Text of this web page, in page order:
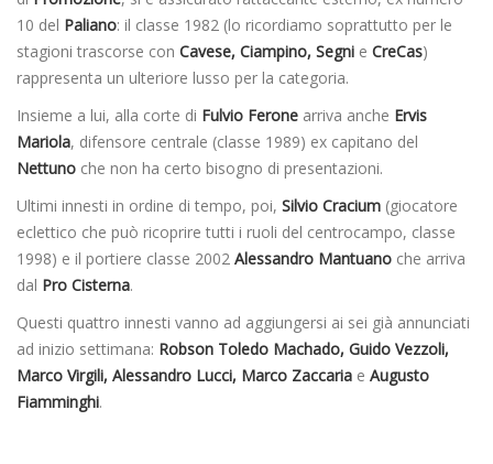
10 del Paliano: il classe 1982 (lo ricordiamo soprattutto per le
stagioni trascorse con Cavese, Ciampino, Segni e CreCas)
rappresenta un ulteriore lusso per la categoria.
Insieme a lui, alla corte di Fulvio Ferone arriva anche Ervis
Mariola, difensore centrale (classe 1989) ex capitano del
Nettuno che non ha certo bisogno di presentazioni.
Ultimi innesti in ordine di tempo, poi, Silvio Cracium (giocatore
eclettico che può ricoprire tutti i ruoli del centrocampo, classe
1998) e il portiere classe 2002 Alessandro Mantuano che arriva
dal Pro Cisterna.
Questi quattro innesti vanno ad aggiungersi ai sei già annunciati
ad inizio settimana: Robson Toledo Machado, Guido Vezzoli,
Marco Virgili, Alessandro Lucci, Marco Zaccaria e Augusto
Fiamminghi.